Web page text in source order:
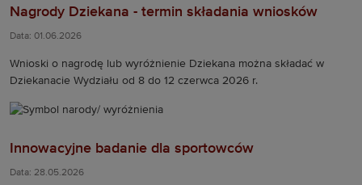
Nagrody Dziekana - termin składania wniosków
Data: 01.06.2026
Wnioski o nagrodę lub wyróżnienie Dziekana można składać w
Dziekanacie Wydziału od 8 do 12 czerwca 2026 r.
Innowacyjne badanie dla sportowców
Data: 28.05.2026